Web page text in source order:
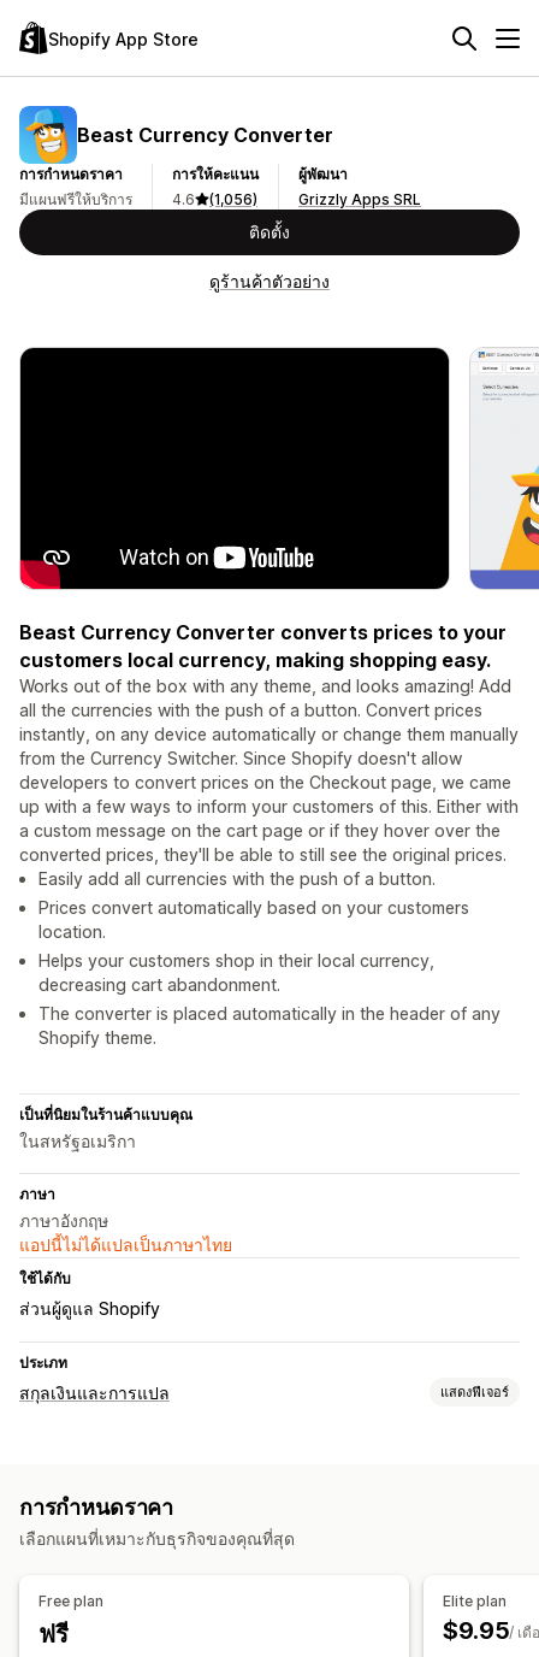
Shopify App Store
Beast Currency Converter
การกำหนดราคา
มีแผนฟรีให้บริการ
การให้คะแนน
4.6
(1,056)
ผู้พัฒนา
Grizzly Apps SRL
ติดตั้ง
ดูร้านค้าตัวอย่าง
Beast Currency Converter converts prices to your
customers local currency, making shopping easy.
Works out of the box with any theme, and looks amazing! Add
all the currencies with the push of a button. Convert prices
instantly, on any device automatically or change them manually
from the Currency Switcher. Since Shopify doesn't allow
developers to convert prices on the Checkout page, we came
up with a few ways to inform your customers of this. Either with
a custom message on the cart page or if they hover over the
converted prices, they'll be able to still see the original prices.
Easily add all currencies with the push of a button.
Prices convert automatically based on your customers
location.
Helps your customers shop in their local currency,
decreasing cart abandonment.
The converter is placed automatically in the header of any
Shopify theme.
เป็นที่นิยมในร้านค้าแบบคุณ
ในสหรัฐอเมริกา
ภาษา
ภาษาอังกฤษ
แอปนี้ไม่ได้แปลเป็นภาษาไทย
ใช้ได้กับ
ส่วนผู้ดูแล Shopify
ประเภท
สกุลเงินและการแปล แสดงฟีเจอร์
ตัวเลือกประเทศ การออกแบบตัวสวิตช์
การแสดงราคา
การกำหนดราคา
เลือกแผนที่เหมาะกับธุรกิจของคุณที่สุด
Free plan
ฟรี
Elite plan
$9.95/ เดื